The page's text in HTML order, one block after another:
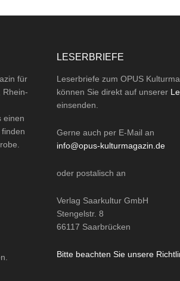
für
Rhein-
einen
LESERBRIEFE
Leserbriefe zum OPUS
können Sie direkt auf unserer
einsenden.
Gerne auch per E-Mail an
info@opus-kulturmagazin.de
oder postalisch an
Verlag Saarkultur GmbH
Stengelstr. 8
66117 Saarbrücken
Bitte beachten Sie unsere